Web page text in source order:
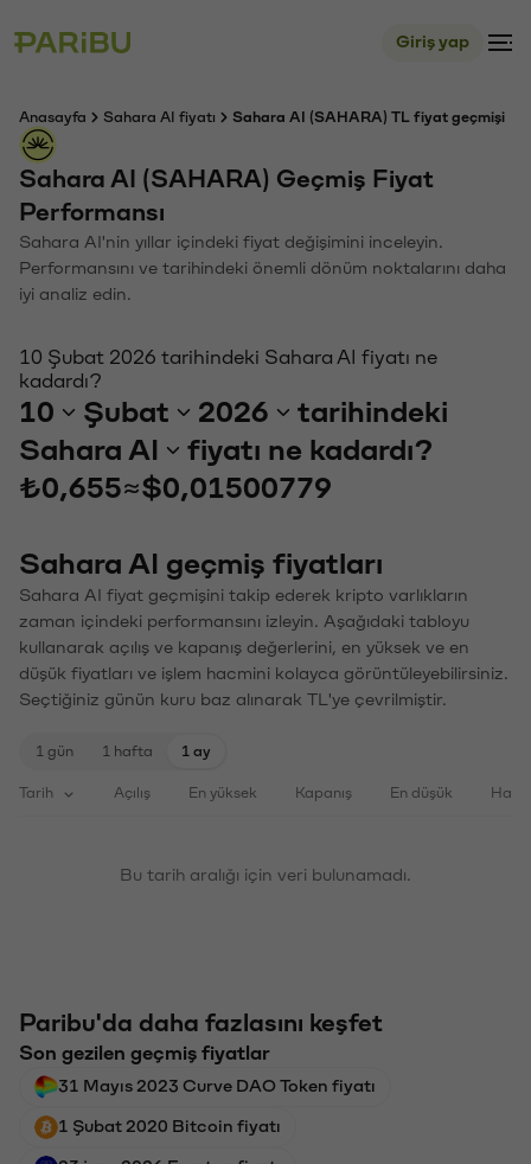
Giriş yap
Anasayfa Sahara AI fiyatı Sahara AI (SAHARA) TL fiyat geçmişi
Sahara AI (SAHARA) Geçmiş Fiyat
Performansı
Sahara AI'nin yıllar içindeki fiyat değişimini inceleyin.
Performansını ve tarihindeki önemli dönüm noktalarını daha
iyi analiz edin.
10 Şubat 2026 tarihindeki Sahara AI fiyatı ne
kadardı?
10 Şubat 2026
tarihindeki
Sahara AI
fiyatı ne kadardı?
₺0,655≈$0,01500779
Sahara AI geçmiş fiyatları
Sahara AI fiyat geçmişini takip ederek kripto varlıkların
zaman içindeki performansını izleyin. Aşağıdaki tabloyu
kullanarak açılış ve kapanış değerlerini, en yüksek ve en
düşük fiyatları ve işlem hacmini kolayca görüntüleyebilirsiniz.
Seçtiğiniz günün kuru baz alınarak TL'ye çevrilmiştir.
1 gün 1 hafta 1 ay
Tarih Açılış En yüksek Kapanış En düşük
Bu tarih aralığı için veri bulunamadı.
Paribu'da daha fazlasını keşfet
Son gezilen geçmiş fiyatlar
31 Mayıs 2023 Curve DAO Token fiyatı
1 Şubat 2020 Bitcoin fiyatı